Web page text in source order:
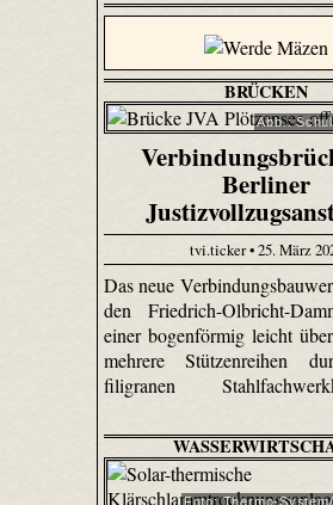
BRÜCKEN
Abb.:
Berliner
tvi.ticker • 25. März
Das neue
den Friedrich-Olbricht-
einer bogenförmig leicht
mehrere Stützenreihen
filigranen
Foto: Thermo-